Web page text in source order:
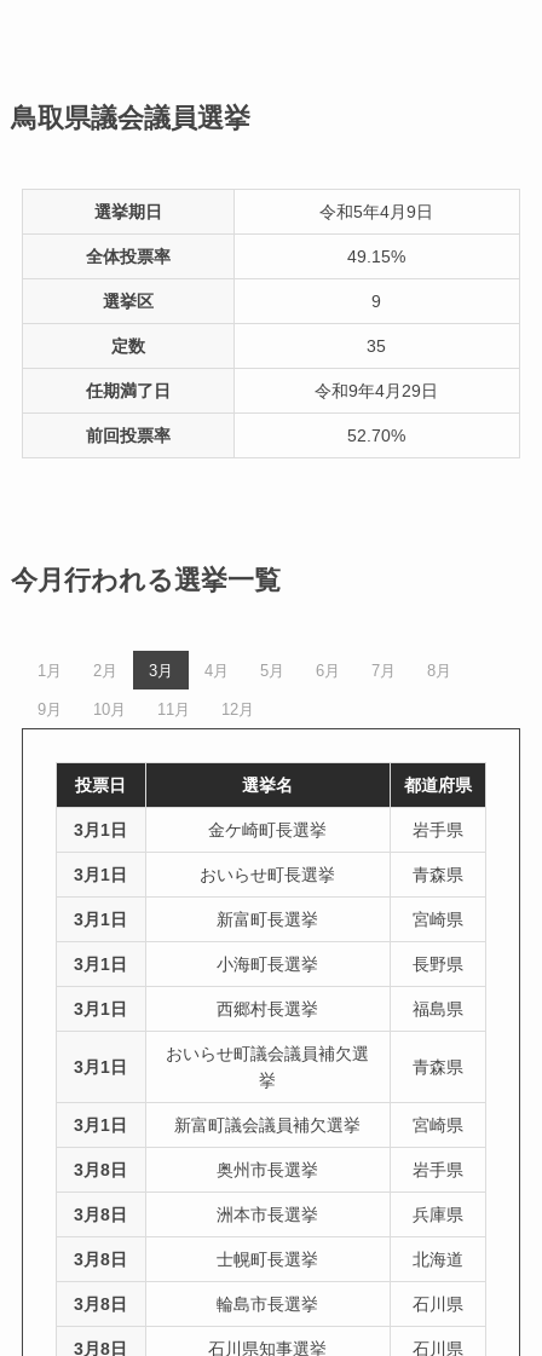
鳥取県議会議員選挙
選挙期日 令和5年4月9日
全体投票率 49.15%
選挙区 9
定数 35
任期満了日 令和9年4月29日
前回投票率 52.70%
今月行われる選挙一覧
1月 2月 3月 4月 5月 6月 7月 8月
9月 10月 11月 12月
投票日 選挙名 都道府県
3月1日 金ケ崎町長選挙 岩手県
3月1日 おいらせ町長選挙 青森県
3月1日 新富町長選挙 宮崎県
3月1日 小海町長選挙 長野県
3月1日 西郷村長選挙 福島県
3月1日
おいらせ町議会議員補欠選
挙
青森県
3月1日 新富町議会議員補欠選挙 宮崎県
3月8日 奥州市長選挙 岩手県
3月8日 洲本市長選挙 兵庫県
3月8日 士幌町長選挙 北海道
3月8日 輪島市長選挙 石川県
3月8日 石川県知事選挙 石川県